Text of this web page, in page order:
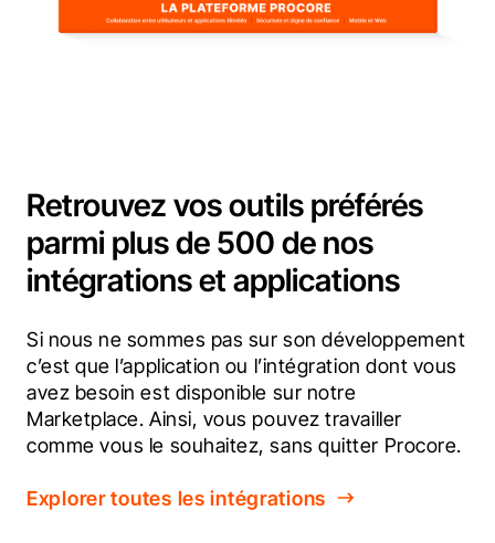
Retrouvez vos outils préférés
parmi plus de 500 de nos
intégrations et applications
Si nous ne sommes pas sur son développement
c’est que l’application ou l’intégration dont vous
avez besoin est disponible sur notre
Marketplace. Ainsi, vous pouvez travailler
comme vous le souhaitez, sans quitter Procore.
Explorer toutes les intégrations